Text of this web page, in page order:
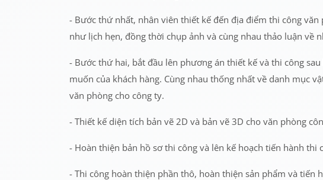
- Bước thứ nhất, nhân viên thiết kế đến địa điểm thi công
như lịch hẹn, đồng thời chụp ảnh và cùng nhau thảo luận về
- Bước thứ hai, bắt đầu lên phương án thiết kế và thi công
muốn của khách hàng. Cùng nhau thống nhất về danh mục
văn phòng cho công ty.
- Thiết kế diện tích bản vẽ 2D và bản vẽ 3D cho văn phòng
- Hoàn thiện bản hồ sơ thi công và lên kế hoạch tiến hành thi
- Thi công hoàn thiện phần thô, hoàn thiện sản phẩm và tiến